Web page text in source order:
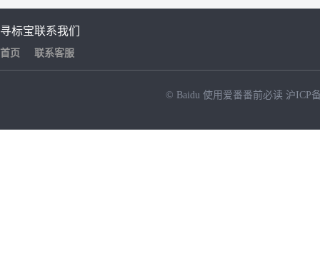
寻标宝
首页
联系我们
联系客服
© Baidu 使用爱番番前必读 沪ICP